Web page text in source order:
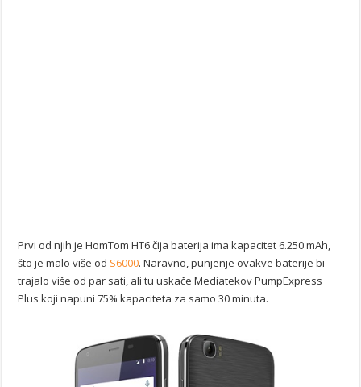
Prvi od njih je HomTom HT6 čija baterija ima kapacitet 6.250 mAh,
što je malo više od S6000. Naravno, punjenje ovakve baterije bi
trajalo više od par sati, ali tu uskače Mediatekov PumpExpress
Plus koji napuni 75% kapaciteta za samo 30 minuta.